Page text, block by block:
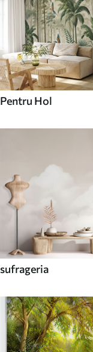
Pentru Hol
sufrageria